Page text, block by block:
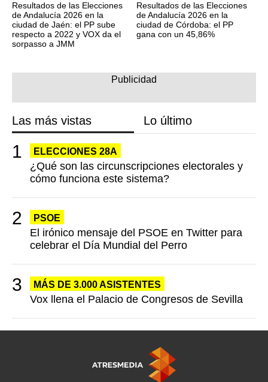
Resultados de las Elecciones
de Andalucía 2026 en la
ciudad de Jaén: el PP sube
respecto a 2022 y VOX da el
sorpasso a JMM
Resultados de las Elecciones
de Andalucía 2026 en la
ciudad de Córdoba: el PP
gana con un 45,86%
Las más vistas Lo último
ELECCIONES 28A
¿Qué son las circunscripciones electorales y
cómo funciona este sistema?
PSOE
El irónico mensaje del PSOE en Twitter para
celebrar el Día Mundial del Perro
MÁS DE 3.000 ASISTENTES
Vox llena el Palacio de Congresos de Sevilla